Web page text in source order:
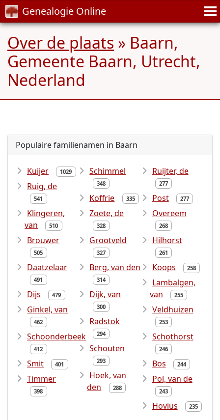
Genealogie Online
Over de plaats » Baarn,
Gemeente Baarn, Utrecht,
Nederland
Populaire familienamen in Baarn
Kuijer 1029
Ruig, de
541
Klingeren,
van
510
Brouwer
505
Daatzelaar
491
Dijs 479
Ginkel, van
462
Schoonderbeek
412
Smit 401
Timmer
398
Schimmel
348
Koffrie 335
Zoete, de
328
Grootveld
327
Berg, van den
314
Dijk, van
300
Radstok
294
Schouten
293
Hoek, van
den
288
Ruijter, de
277
Post 277
Overeem
268
Hilhorst
261
Koops 258
Lambalgen,
van
255
Veldhuizen
253
Schothorst
246
Bos 244
Pol, van de
243
Hovius 235